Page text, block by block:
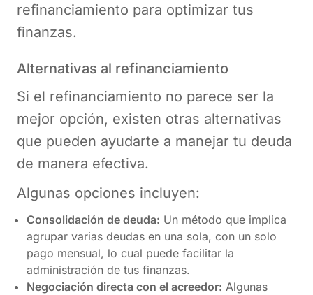
refinanciamiento para optimizar tus
finanzas.
Alternativas al refinanciamiento
Si el refinanciamiento no parece ser la
mejor opción, existen otras alternativas
que pueden ayudarte a manejar tu deuda
de manera efectiva.
Algunas opciones incluyen:
Consolidación de deuda: Un método que implica
agrupar varias deudas en una sola, con un solo
pago mensual, lo cual puede facilitar la
administración de tus finanzas.
Negociación directa con el acreedor: Algunas